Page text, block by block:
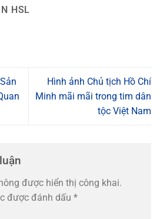
HSL
Hình ảnh Chủ tịch Hồ Chí
Minh mãi mãi trong tim dân
tộc Việt Nam
được hiển thị công khai.
được đánh dấu *